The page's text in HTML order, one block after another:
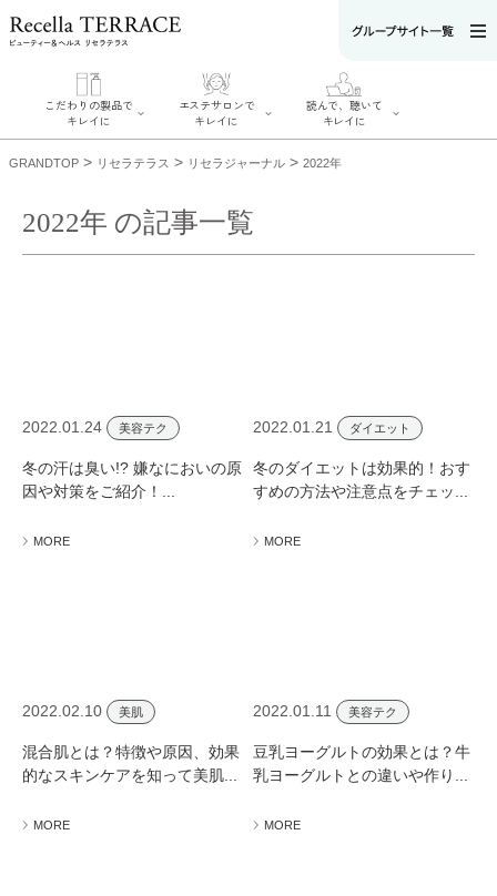
こだわりの製品で
キレイに
エステサロンで
キレイに
肌改善のプロと
読んで、聴いて
キレイに
お悩みから記事
を探す
日焼け 首
のしわ 敏感肌 た
るみ シミ
ミューズへの伝
GRANDTOP > リセラテラス > リセラジャーナル > 2022年
2022年 の記事一覧
2022.01.24 美容テク
冬の汗は臭い!? 嫌なにおいの原
因や対策をご紹介！...
MORE
2022.01.21 ダイエット
冬のダイエットは効果的！おす
すめの方法や注意点をチェッ...
MORE
2022.02.10 美肌
混合肌とは？特徴や原因、効果
的なスキンケアを知って美肌...
MORE
2022.01.11 美容テク
豆乳ヨーグルトの効果とは？牛
乳ヨーグルトとの違いや作り...
MORE